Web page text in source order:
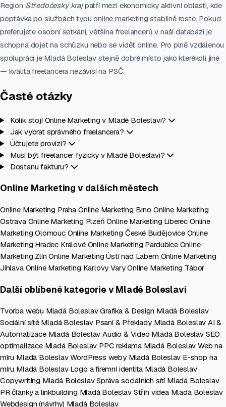
Region Středočeský krajpatří mezi ekonomicky aktivní oblasti, kde
poptávka po službách typu online marketing stabilně roste. Pokud
preferujete osobní setkání, většina freelancerů v naší databázi je
schopná dojet na schůzku nebo se vidět online. Pro plně vzdálenou
spolupráci je Mladá Boleslav stejně dobré místo jako kterékoli jiné
— kvalita freelancera nezávisí na PSČ.
Časté otázky
Kolik stojí Online Marketing v Mladé Boleslavi?
Jak vybrat správného freelancera?
Účtujete provizi?
Musí být freelancer fyzicky v Mladé Boleslavi?
Dostanu fakturu?
Online Marketing v dalších městech
Online Marketing Praha Online Marketing Brno Online Marketing
Ostrava Online Marketing PlzeňOnline Marketing Liberec Online
Marketing Olomouc Online Marketing České Budějovice Online
Marketing Hradec Králové Online Marketing Pardubice Online
Marketing ZlínOnline Marketing Ústí nad Labem Online Marketing
Jihlava Online Marketing Karlovy VaryOnline Marketing Tábor
Další oblíbené kategorie v Mladé Boleslavi
Tvorba webu Mladá BoleslavGrafika & Design Mladá Boleslav
Sociální sítě Mladá Boleslav Psaní & Překlady Mladá BoleslavAI &
Automatizace Mladá Boleslav Audio & Video Mladá Boleslav SEO
optimalizace Mladá Boleslav PPC reklama Mladá BoleslavWeb na
míru Mladá BoleslavWordPress weby Mladá Boleslav E-shop na
míru Mladá Boleslav Logo a firemní identita Mladá Boleslav
Copywriting Mladá BoleslavSpráva sociálních sítí Mladá Boleslav
PR články a linkbuilding Mladá Boleslav Střih videa Mladá Boleslav
Webdesign (návrhy) Mladá Boleslav